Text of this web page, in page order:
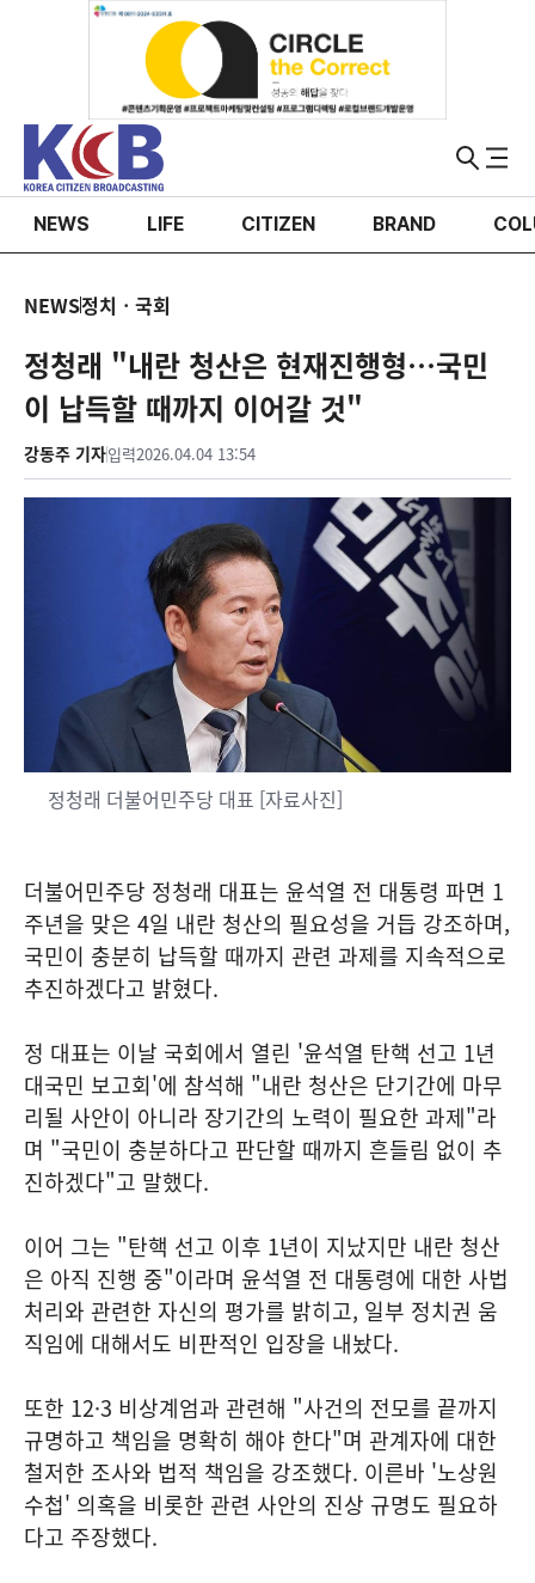
NEWS LIFE CITIZEN BRAND
NEWS정치ㆍ국회
정청래 "내란 청산은 현재진행형…국민
이 납득할 때까지 이어갈 것"
강동주 기자입력2026.04.04 13:54
정청래 더불어민주당 대표 [자료사진]
더불어민주당 정청래 대표는 윤석열 전 대통령 파면 1
주년을 맞은 4일 내란 청산의 필요성을 거듭 강조하며,
국민이 충분히 납득할 때까지 관련 과제를 지속적으로
추진하겠다고 밝혔다.
정 대표는 이날 국회에서 열린 '윤석열 탄핵 선고 1년
대국민 보고회'에 참석해 "내란 청산은 단기간에 마무
리될 사안이 아니라 장기간의 노력이 필요한 과제"라
며 "국민이 충분하다고 판단할 때까지 흔들림 없이 추
진하겠다"고 말했다.
이어 그는 "탄핵 선고 이후 1년이 지났지만 내란 청산
은 아직 진행 중"이라며 윤석열 전 대통령에 대한 사법
처리와 관련한 자신의 평가를 밝히고, 일부 정치권 움
직임에 대해서도 비판적인 입장을 내놨다.
또한 12·3 비상계엄과 관련해 "사건의 전모를 끝까지
규명하고 책임을 명확히 해야 한다"며 관계자에 대한
철저한 조사와 법적 책임을 강조했다. 이른바 '노상원
수첩' 의혹을 비롯한 관련 사안의 진상 규명도 필요하
다고 주장했다.